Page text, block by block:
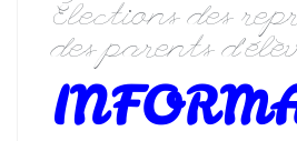
Élections des
des parents